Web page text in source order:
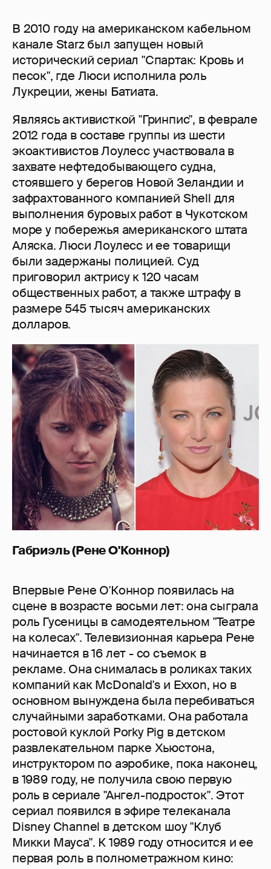
В 2010 году на американском кабельном
канале Starz был запущен новый
исторический сериал "Спартак: Кровь и
песок", где Люси исполнила роль
Лукреции, жены Батиата.
Являясь активисткой "Гринпис", в феврале
2012 года в составе группы из шести
экоактивистов Лоулесс участвовала в
захвате нефтедобывающего судна,
стоявшего у берегов Новой Зеландии и
зафрахтованного компанией Shell для
выполнения буровых работ в Чукотском
море у побережья американского штата
Аляска. Люси Лоулесс и ее товарищи
были задержаны полицией. Суд
приговорил актрису к 120 часам
общественных работ, а также штрафу в
размере 545 тысяч американских
долларов.
Габриэль (Рене О'Коннор)
Впервые Рене О'Коннор появилась на
сцене в возрасте восьми лет: она сыграла
роль Гусеницы в самодеятельном "Театре
на колесах". Телевизионная карьера Рене
начинается в 16 лет - со съемок в
рекламе. Она снималась в роликах таких
компаний как McDonald's и Exxon, но в
основном вынуждена была перебиваться
случайными заработками. Она работала
ростовой куклой Porky Pig в детском
развлекательном парке Хьюстона,
инструктором по аэробике, пока наконец,
в 1989 году, не получила свою первую
роль в сериале "Ангел-подросток". Этот
сериал появился в эфире телеканала
Disney Channel в детском шоу "Клуб
Микки Мауса". К 1989 году относится и ее
первая роль в полнометражном кино: